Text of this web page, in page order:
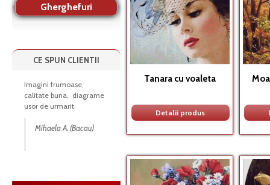
Tanara cu voaleta
Detalii produs
Gherghefuri
CE SPUN CLIENTII
Imagini frumoase,
calitate buna, diagrame
usor de urmarit.
Mihaela A. (Bacau)